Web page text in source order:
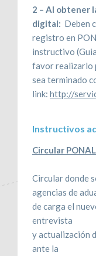
2 – Al obtener
digital: Deben
registro en
instructivo
favor realizarlo
sea terminado
link: http://
Instructivos
Circular
Circular donde
agencias de
de carga el
entrevista
y actualización
ante la